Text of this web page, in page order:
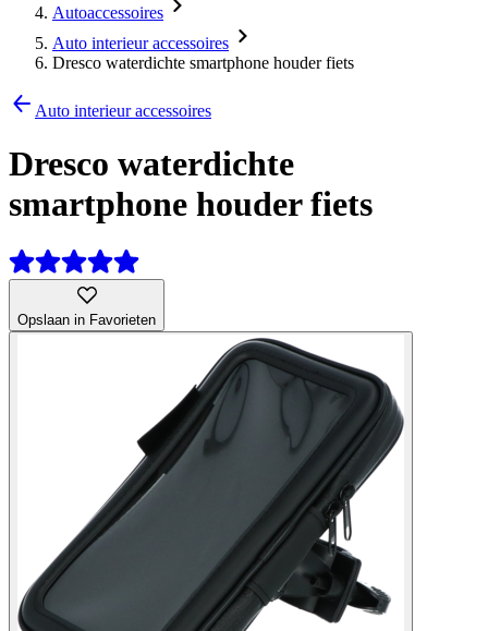
Autoaccessoires
Auto interieur accessoires
Dresco waterdichte smartphone houder fiets
Auto interieur accessoires
Dresco waterdichte
smartphone houder fiets
Opslaan in Favorieten